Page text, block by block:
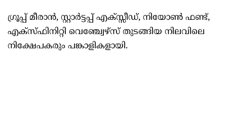
ഗ്രൂപ്പ് മീരാൻ, സ്റ്റാർട്ടപ്പ് എക്സ്സീഡ്, നിയോണ്‍ ഫണ്ട്,
എക്സ്ഫിനിറ്റി വെഞ്ച്വേഴ്സ് തുടങ്ങിയ നിലവിലെ
നിക്ഷേപകരും പങ്കാളികളായി.